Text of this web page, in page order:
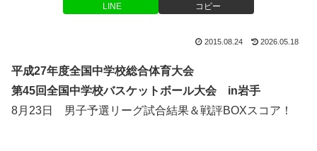
LINE コピー
2015.08.24 2026.05.18
平成27年度全国中学校総合体育大会
第45回全国中学校バスケットボール大会 in岩手
8月23日 男子予選リーグ試合結果＆戦評BOXスコア！